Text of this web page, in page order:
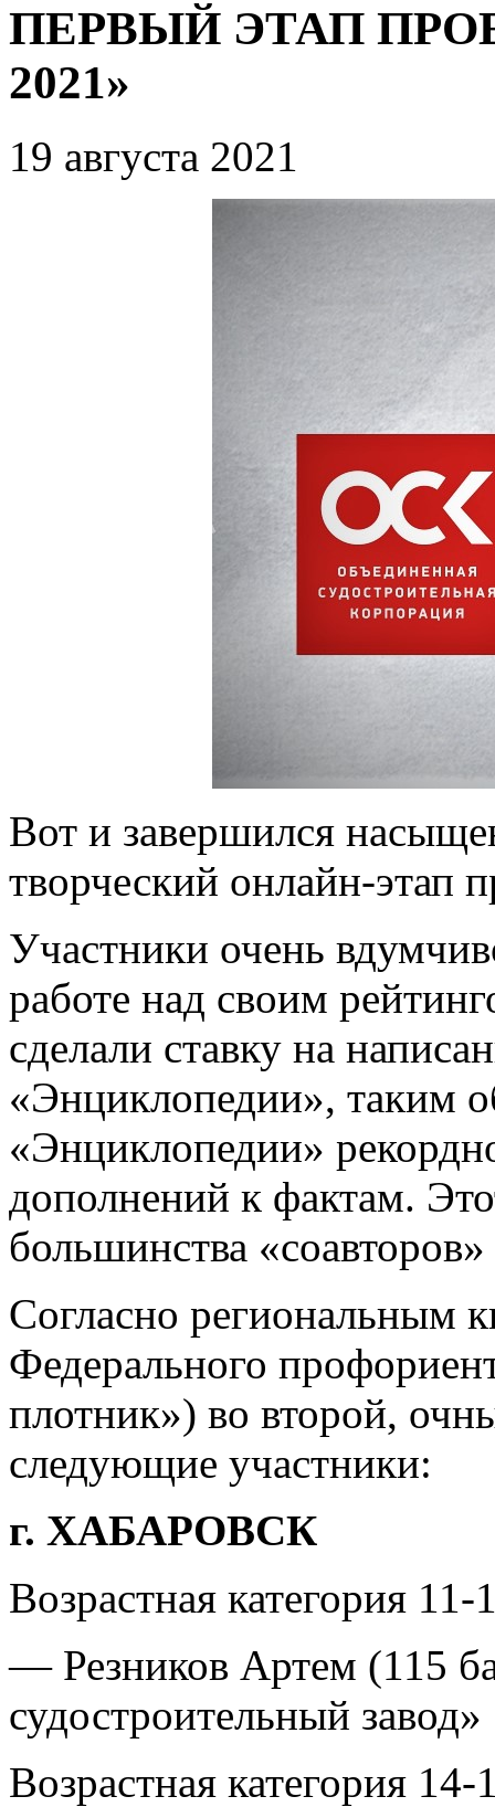
ПЕРВЫЙ ЭТАП
2021»
19 августа 2021
Вот и завершился
творческий онлайн-этап
Участники очень
работе над своим
сделали ставку на
«Энциклопедии», таким
«Энциклопедии»
дополнений к фактам.
большинства «соавторов»
Согласно региональным
Федерального
плотник») во второй,
следующие участники:
г. ХАБАРОВСК
Возрастная категория 11-
— Резников Артем (115
судостроительный завод»
Возрастная категория 14-